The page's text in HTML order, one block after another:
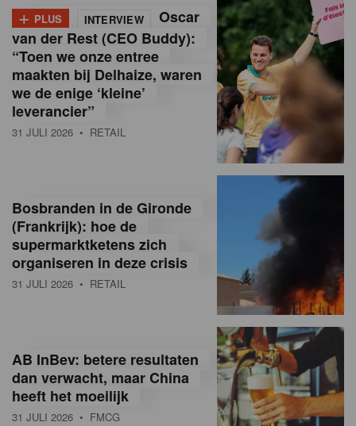
a
M
a
g
a
n
e
a
+ PLUS INTERVIEW
Oscar
van der Rest (CEO Buddy):
“Toen we onze entree
maakten bij Delhaize, waren
we de enige ‘kleine’
leverancier”
31 JULI 2026 • RETAIL
Bosbranden in de Gironde
(Frankrijk): hoe de
supermarktketens zich
organiseren in deze crisis
31 JULI 2026 • RETAIL
AB InBev: betere resultaten
dan verwacht, maar China
heeft het moeilijk
31 JULI 2026 • FMCG